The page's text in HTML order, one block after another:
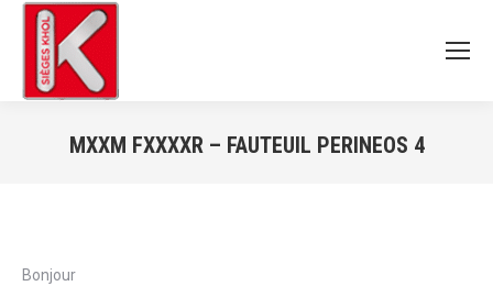
MXXM FXXXXR – FAUTEUIL PERINEOS 4
Bonjour